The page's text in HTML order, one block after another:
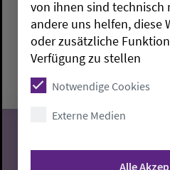
0441 957 28 98
Oldenburg:
Freitag, 7.8.2026, 15-17 Uhr
Gemeindehaus Martin-Luther-
von ihnen sind technisch
andere uns helfen, diese
oder zusätzliche
Verfügung zu stellen
Notwendige Cookies
Externe Medien
Alle